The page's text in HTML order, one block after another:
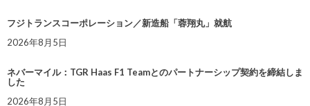
フジトランスコーポレーション／新造船「蓉翔丸」就航
2026年8月5日
ネバーマイル：TGR Haas F1 Teamとのパートナーシップ契約を締結しま
した
2026年8月5日